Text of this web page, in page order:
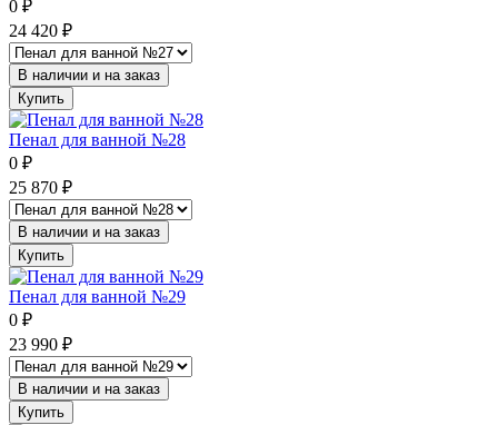
0 ₽
24 420 ₽
В наличии и на заказ
Купить
Пенал для ванной №28
0 ₽
25 870 ₽
В наличии и на заказ
Купить
Пенал для ванной №29
0 ₽
23 990 ₽
В наличии и на заказ
Купить